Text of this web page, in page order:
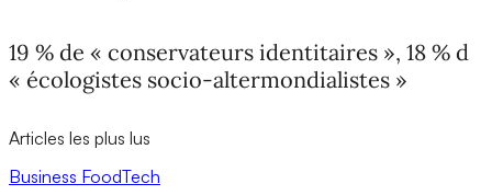
19 % de « conservateurs identitaires », 18 % d
« écologistes socio-altermondialistes »
Articles les plus lus
Business FoodTech